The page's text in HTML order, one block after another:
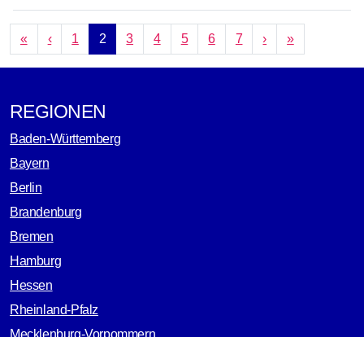
SEITENNUMMERIERUNG
«Erste Seite
‹Vorherige Seite
1 2 3 4 5 6 7 ›Nächste Seite
»Letzte Seite
REGIONEN
Baden-Württemberg
Bayern
Berlin
Brandenburg
Bremen
Hamburg
Hessen
Rheinland-Pfalz